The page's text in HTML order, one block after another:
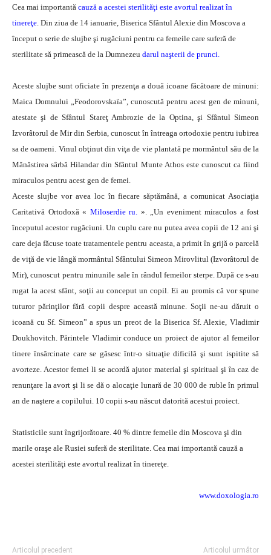
Cea mai importantă cauză a acestei sterilităţi este avortul realizat în
tinereţe. Din ziua de 14 ianuarie, Biserica Sfântul Alexie din Moscova a
început o serie de slujbe şi rugăciuni pentru ca femeile care suferă de
sterilitate să primească de la Dumnezeu darul naşterii de prunci.
Aceste slujbe sunt oficiate în prezenţa a două icoane făcătoare de minuni:
Maica Domnului „Feodorovskaïa”, cunoscută pentru acest gen de minuni,
atestate şi de Sfântul Stareţ Ambrozie de la Optina, şi Sfântul Simeon
Izvorâtorul de Mir din Serbia, cunoscut în întreaga ortodoxie pentru iubirea
sa de oameni. Vinul obţinut din viţa de vie plantată pe mormântul său de la
Mănăstirea sârbă Hilandar din Sfântul Munte Athos este cunoscut ca fiind
miraculos pentru acest gen de femei.
Aceste slujbe vor avea loc în fiecare săptămână, a comunicat Asociaţia
Caritativă Ortodoxă « Miloserdie ru. ». „Un eveniment miraculos a fost
începutul acestor rugăciuni. Un cuplu care nu putea avea copii de 12 ani şi
care deja făcuse toate tratamentele pentru aceasta, a primit în grijă o parcelă
de viţă de vie lângă mormântul Sfântului Simeon Mirovlitul (Izvorâtorul de
Mir), cunoscut pentru minunile sale în rândul femeilor sterpe. După ce s-au
rugat la acest sfânt, soţii au conceput un copil. Ei au promis că vor spune
tuturor părinţilor fără copii despre această minune. Soţii ne-au dăruit o
icoană cu Sf. Simeon” a spus un preot de la Biserica Sf. Alexie, Vladimir
Doukhovitch. Părintele Vladimir conduce un proiect de ajutor al femeilor
tinere însărcinate care se găsesc într-o situaţie dificilă şi sunt ispitite să
avorteze. Acestor femei li se acordă ajutor material şi spiritual şi în caz de
renunţare la avort şi li se dă o alocaţie lunară de 30 000 de ruble în primul
an de naştere a copilului. 10 copii s-au născut datorită acestui proiect.
Statisticile sunt îngrijorătoare. 40 % dintre femeile din Moscova şi din
marile oraşe ale Rusiei suferă de sterilitate. Cea mai importantă cauză a
acestei sterilităţi este avortul realizat în tinereţe.
www.doxologia.ro
Articolul precedent Articolul următor